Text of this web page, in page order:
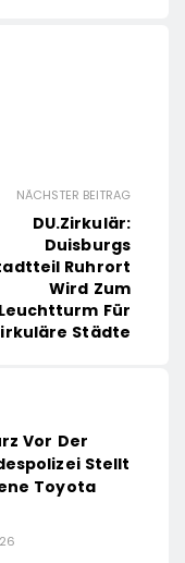
NÄCHSTER BEITRAG
DU.zirkulär:
Duisburgs
Ruhrort
Wird Zum
Leuchtturm Für
Städte
Vor Der
Stellt
Toyota